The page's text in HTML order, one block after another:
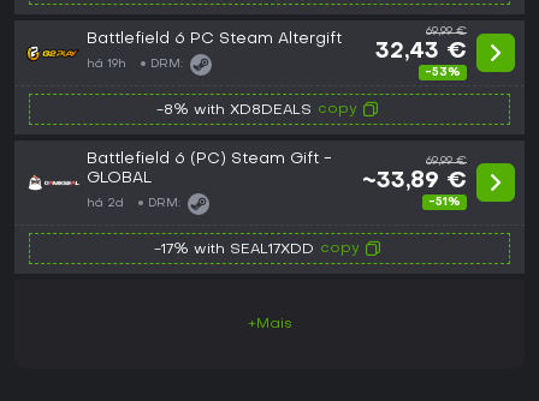
Battlefield 6 PC Steam Altergift
há 19h DRM:
69,99 €
32,43 €
-53%
-8% with XD8DEALS copy
Battlefield 6 (PC) Steam Gift -
GLOBAL
há 2d DRM:
69,99 €
~33,89 €
-51%
-17% with SEAL17XDD copy
+Mais